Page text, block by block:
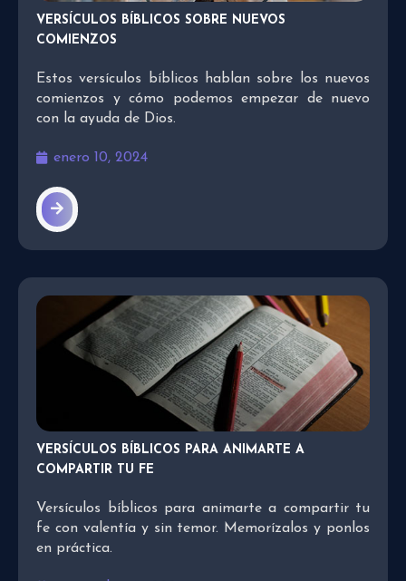
VERSÍCULOS BÍBLICOS SOBRE NUEVOS
COMIENZOS
Estos versículos bíblicos hablan sobre los nuevos
comienzos y cómo podemos empezar de nuevo
con la ayuda de Dios.
enero 10, 2024
VERSÍCULOS BÍBLICOS PARA ANIMARTE A
COMPARTIR TU FE
Versículos bíblicos para animarte a compartir tu
fe con valentía y sin temor. Memorízalos y ponlos
en práctica.